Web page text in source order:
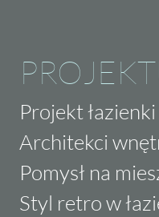
Projekt
Architekci
Pomysł na
Styl retro w